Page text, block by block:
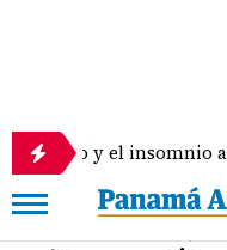
insomnio aumentan el